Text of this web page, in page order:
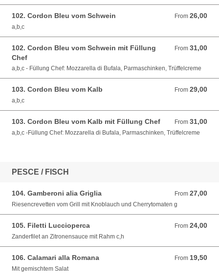
102. Cordon Bleu vom Schwein From 26,00
From 26,00 EUR
a,b,c
102. Cordon Bleu vom Schwein mit Füllung
Chef
From 31,00
From 31,00 EUR
a,b,c - Füllung Chef: Mozzarella di Bufala, Parmaschinken, Trüffelcreme
103. Cordon Bleu vom Kalb From 29,00
From 29,00 EUR
a,b,c
103. Cordon Bleu vom Kalb mit Füllung Chef From 31,00
From 31,00 EUR
a,b,c -Füllung Chef: Mozzarella di Bufala, Parmaschinken, Trüffelcreme
PESCE / FISCH
104. Gamberoni alia Griglia From 27,00
From 27,00 EUR
Riesencrevetten vom Grill mit Knoblauch und Cherrytomaten g
105. Filetti Luccioperca From 24,00
From 24,00 EUR
Zanderfilet an Zitronensauce mit Rahm c,h
106. Calamari alla Romana From 19,50
From 19,50 EUR
Mit gemischtem Salat